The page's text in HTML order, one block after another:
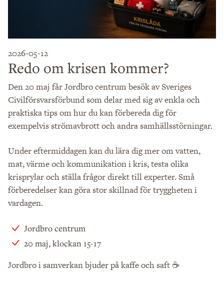
2026-05-12
Redo om krisen kommer?
Den 20 maj får Jordbro centrum besök av Sveriges
Civilförsvarsförbund som delar med sig av enkla och
praktiska tips om hur du kan förbereda dig för
exempelvis strömavbrott och andra samhällsstörningar.
Under eftermiddagen kan du lära dig mer om vatten,
mat, värme och kommunikation i kris, testa olika
krisprylar och ställa frågor direkt till experter. Små
förberedelser kan göra stor skillnad för tryggheten i
vardagen.
Jordbro centrum
20 maj, klockan 15-17
Jordbro i samverkan bjuder på kaffe och saft ☕